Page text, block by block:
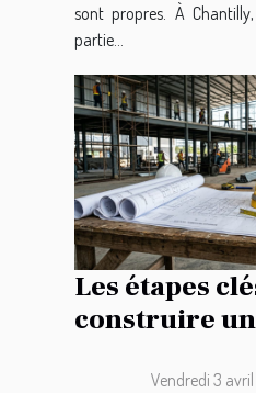
sont propres. À
partie...
Les étapes
construire
Vendredi 3